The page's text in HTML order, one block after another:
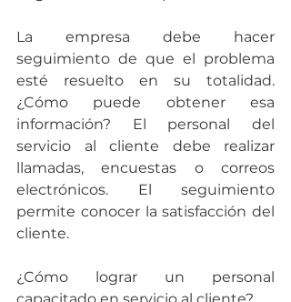
La empresa debe hacer
seguimiento de que el problema
esté resuelto en su totalidad.
¿Cómo puede obtener esa
información? El personal del
servicio al cliente debe realizar
llamadas, encuestas o correos
electrónicos. El seguimiento
permite conocer la satisfacción del
cliente.
¿Cómo lograr un personal